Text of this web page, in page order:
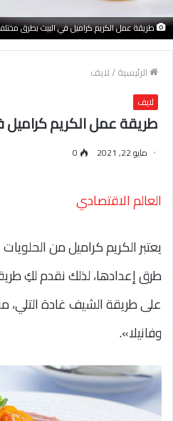
طريقة عمل الكريم كراميل في البيت بطرق
الرئيسية/لايف
لايف
طريقة عمل الكريم
مايو 22, 2021 0
العالم الاقتصادي
يعتبر الكريم كراميل من
طرق إعدادها، لذلك نقدم لكِ
على طريقة الشيف غادة التلي،
وفانيلا».